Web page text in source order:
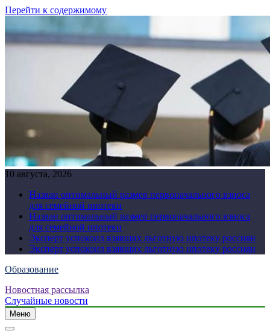
Перейти к содержимому
10 августа, 2026
Назван оптимальный размер первоначального взноса
для семейной ипотеки
Назван оптимальный размер первоначального взноса
для семейной ипотеки
Эксперт успокоил взявших льготную ипотеку россиян
Эксперт успокоил взявших льготную ипотеку россиян
Образование
Новостная рассылка
Случайные новости
Меню